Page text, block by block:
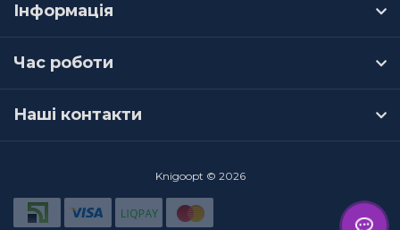
Інформація
Час роботи
Наші контакти
Knigoopt © 2026